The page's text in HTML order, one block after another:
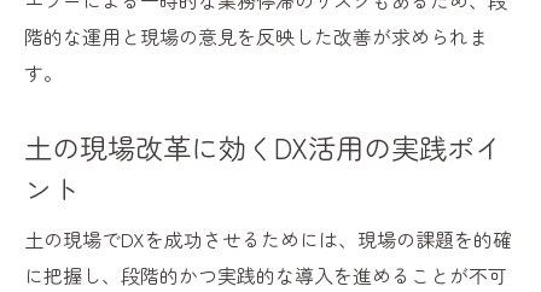
階的な運用と現場の意見を反映した改善が求められま
す。
土の現場改革に効くDX活用の実践ポイ
ント
土の現場でDXを成功させるためには、現場の課題を的確
に把握し、段階的かつ実践的な導入を進めることが不可